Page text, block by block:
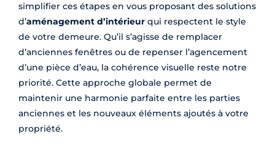
simplifier ces étapes en vous proposant des solutions
d’aménagement d’intérieur qui respectent le style
de votre demeure. Qu’il s’agisse de remplacer
d’anciennes fenêtres ou de repenser l’agencement
d’une pièce d’eau, la cohérence visuelle reste notre
priorité. Cette approche globale permet de
maintenir une harmonie parfaite entre les parties
anciennes et les nouveaux éléments ajoutés à votre
propriété.